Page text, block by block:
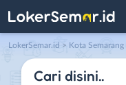
LokerSemar.id > Kota Semarang